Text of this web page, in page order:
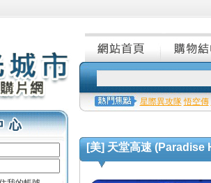
星際異攻隊 悟空傳
[美] 天堂高速 (Paradise